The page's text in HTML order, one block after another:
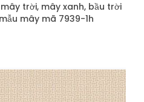
trời, mây xanh, bầu trời
mây mã 7939-1h